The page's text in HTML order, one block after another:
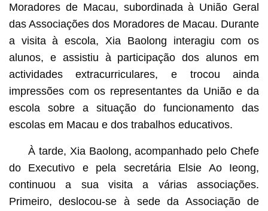
Moradores de Macau, subordinada à União Geral
das Associações dos Moradores de Macau. Durante
a visita à escola, Xia Baolong interagiu com os
alunos, e assistiu à participação dos alunos em
actividades extracurriculares, e trocou ainda
impressões com os representantes da União e da
escola sobre a situação do funcionamento das
escolas em Macau e dos trabalhos educativos.
À tarde, Xia Baolong, acompanhado pelo Chefe
do Executivo e pela secretária Elsie Ao Ieong,
continuou a sua visita a várias associações.
Primeiro, deslocou-se à sede da Associação de